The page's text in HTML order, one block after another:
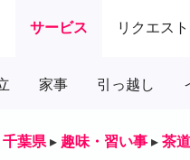
サービス リクエスト
家事 引っ越し
千葉県 ▸ 趣味・習い事 ▸ 茶道